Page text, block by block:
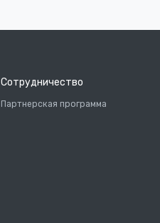
Сотрудничество
Партнерская программа